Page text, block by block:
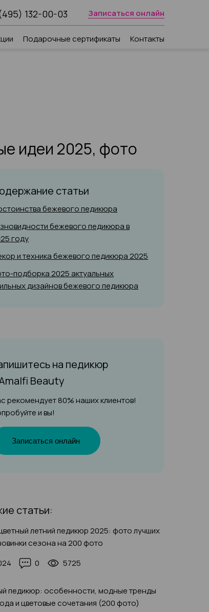
132-00-03 Записаться онлайн
Подарочные сертификаты Контакты
идеи 2025, фото
статьи
бежевого педикюра
бежевого педикюра в
году
и техника бежевого педикюра 2025
подборка 2025 актуальных
дизайнов бежевого педикюра
на педикюр
Beauty
рекомендует 80% наших клиентов!
и вы!
Записаться онлайн
статьи:
летний педикюр 2025: фото лучших
сезона на 200 фото
0 5725
педикюр: особенности, модные тренды
и цветовые сочетания (200 фото)